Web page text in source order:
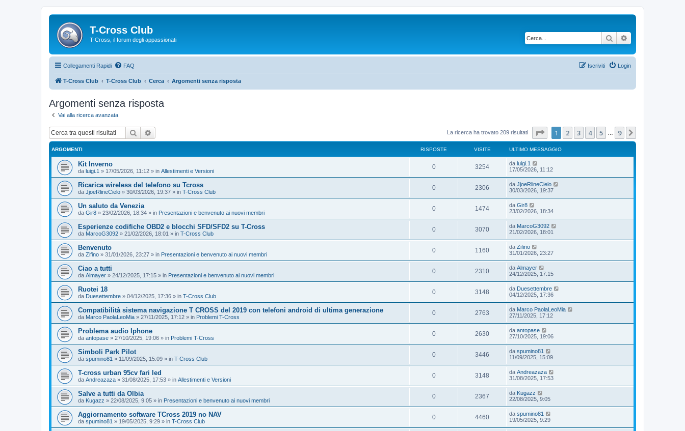
T-Cross Club
T-Cross, il forum degli appassionati Cerca
Collegamenti Rapidi FAQ Login
Iscriviti
T-Cross Club T-Cross Club Cerca Argomenti senza risposta
Argomenti senza risposta
Vai alla ricerca avanzata
Cerca La ricerca ha trovato 209 risultati Pagina di
1 2 3 4 5 9
ARGOMENTI RISPOSTE VISITE ULTIMO MESSAGGIO
Kit Inverno
da luigi.1 » 17/05/2026, 11:12 » in Allestimenti e Versioni
0 3254 da luigi.1
17/05/2026, 11:12
Ricarica wireless del telefono su Tcross
da JjoeRlineCielo » 30/03/2026, 19:37 » in T-Cross Club
0 2306 da JjoeRlineCielo
30/03/2026, 19:37
Un saluto da Venezia
da Gir8 » 23/02/2026, 18:34 » in Presentazioni e benvenuto ai nuovi membri
0 1474 da Gir8
23/02/2026, 18:34
Esperienze codifiche OBD2 e blocchi SFD/SFD2 su T-Cross
da MarcoG3092 » 21/02/2026, 18:01 » in T-Cross Club
0 3070 da MarcoG3092
21/02/2026, 18:01
Benvenuto
da Zifino » 31/01/2026, 23:27 » in Presentazioni e benvenuto ai nuovi membri
0 1160 da Zifino
31/01/2026, 23:27
Ciao a tutti
da Almayer » 24/12/2025, 17:15 » in Presentazioni e benvenuto ai nuovi membri
0 2310 da Almayer
24/12/2025, 17:15
Ruotei 18
da Duesettembre » 04/12/2025, 17:36 » in T-Cross Club
0 3148 da Duesettembre
04/12/2025, 17:36
Compatibilità sistema navigazione T CROSS del 2019 con telefoni android di ultima generazione
da Marco PaolaLeoMia » 27/11/2025, 17:12 » in Problemi T-Cross
0 2763 da Marco PaolaLeoMia
27/11/2025, 17:12
Problema audio Iphone
da antopase » 27/10/2025, 19:06 » in Problemi T-Cross
0 2630 da antopase
27/10/2025, 19:06
Simboli Park Pilot
da spumino81 » 11/09/2025, 15:09 » in T-Cross Club
0 3446 da spumino81
11/09/2025, 15:09
T-cross urban 95cv fari led
da Andreazaza » 31/08/2025, 17:53 » in Allestimenti e Versioni
0 3148 da Andreazaza
31/08/2025, 17:53
Salve a tutti da Olbia
da Kugazz » 22/08/2025, 9:05 » in Presentazioni e benvenuto ai nuovi membri
0 2367 da Kugazz
22/08/2025, 9:05
Aggiornamento software TCross 2019 no NAV
da spumino81 » 19/05/2025, 9:29 » in T-Cross Club
0 4460 da spumino81
19/05/2025, 9:29